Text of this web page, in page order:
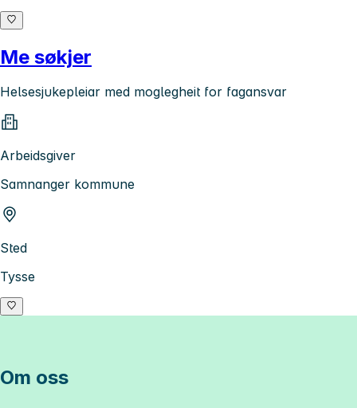
Me søkjer
Helsesjukepleiar med moglegheit for fagansvar
Arbeidsgiver
Samnanger kommune
Sted
Tysse
Om oss